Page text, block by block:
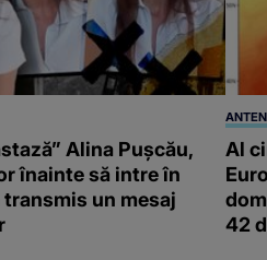
Alina Pușcău,
înainte să intre în
un mesaj
Al
42